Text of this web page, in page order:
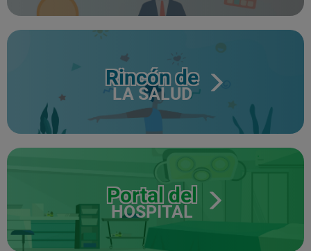
Rincón de
LA SALUD
Portal del
HOSPITAL